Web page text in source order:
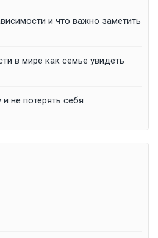
и что важно заметить
в мире как семье увидеть
не потерять себя